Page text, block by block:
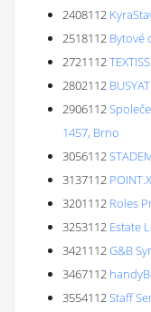
2408112
2518112 Bytové
2721112
2802112
2906112
1457, Brno
3056112
3137112
3201112 Roles
3253112 Estate
3421112G&B
3467112
3554112Staff